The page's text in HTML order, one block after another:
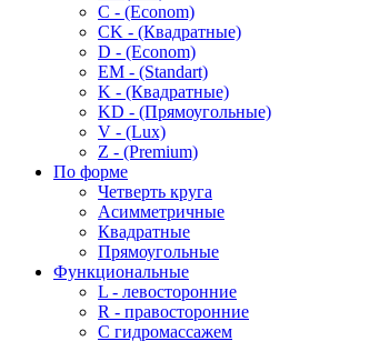
C - (Econom)
CK - (Квадратные)
D - (Econom)
EM - (Standart)
K - (Квадратные)
KD - (Прямоугольные)
V - (Lux)
Z - (Premium)
По форме
Четверть круга
Асимметричные
Квадратные
Прямоугольные
Функциональные
L - левосторонние
R - правосторонние
С гидромассажем